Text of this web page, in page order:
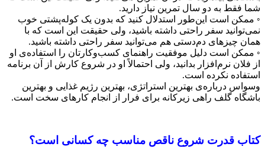
شما فقط به دو سال تمرین نیاز دارید.
◦ ممکن است این‌طور استدلال کنید که بدون یک کوله‌پشتی خوب
نمی‌توانید سفر راحتی داشته باشید، ولی حقیقت این است که با
همان چیزهای دم‌‌دستی هم می‌توانید سفر راحتی داشته باشید.
◦ ممکن است دلیل موفقیت راهنمای کسب‌وکارتان را استفاده‌ی او
از فلان نرم‌افزار بدانید، ولی احتمالاً او در شروع کارش از آن برنامه
استفاده نکرده است.
وسواس درباره‌ی بهترین استراتژی، بهترین رژیم غذایی و بهترین
باشگاه گلف راهی زیرکانه برای فرار از انجام کارهای سخت است.
کتاب قدرت شروع ناقص مناسب چه کسانی است؟